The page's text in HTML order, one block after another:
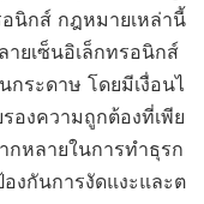
นิกส์ กฎหมายเหล่านี้
ยเซ็นอิเล็กทรอนิกส์
กระดาษ โดยมีเงื่อนไ
องความถูกต้องที่เพีย
กหลายในการทำธุรก
งกันการงัดแงะและต